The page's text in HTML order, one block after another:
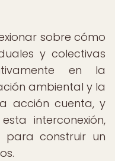
sobre cómo
y colectivas
en la
ambiental y la
acción cuenta, y
interconexión,
para construir un